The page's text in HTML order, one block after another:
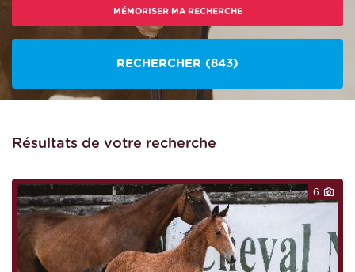
à : Max
Taille : Toutes
Région : Toutes
RECHERCHER (843)
MÉMORISER MA RECHERCHE
Résultats de votre recherche
6